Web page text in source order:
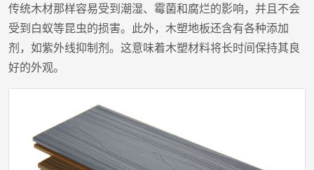
传统木材那样容易受到潮湿、霉菌和腐烂的影响，并且不会
受到白蚁等昆虫的损害。此外，木塑地板还含有各种添加
剂，如紫外线抑制剂。这意味着木塑材料将长时间保持其良
好的外观。